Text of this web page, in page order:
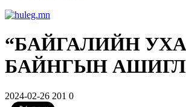
“БАЙГАЛИЙН
БАЙНГЫН
2024-02-26 201 0